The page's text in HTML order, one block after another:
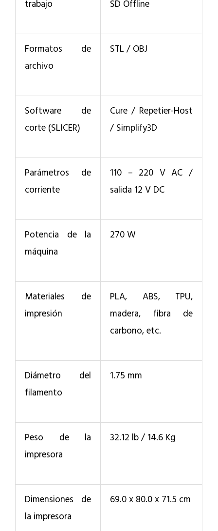
trabajo SD Offline
Formatos de
archivo
STL / OBJ
Software de
corte (SLICER)
Cure / Repetier-Host
/ Simplify3D
Parámetros de
corriente
110 – 220 V AC /
salida 12 V DC
Potencia de la
máquina
270 W
Materiales de
impresión
PLA, ABS, TPU,
madera, fibra de
carbono, etc.
Diámetro del
filamento
1.75 mm
Peso de la
impresora
32.12 lb / 14.6 Kg
Dimensiones de
la impresora
69.0 x 80.0 x 71.5 cm